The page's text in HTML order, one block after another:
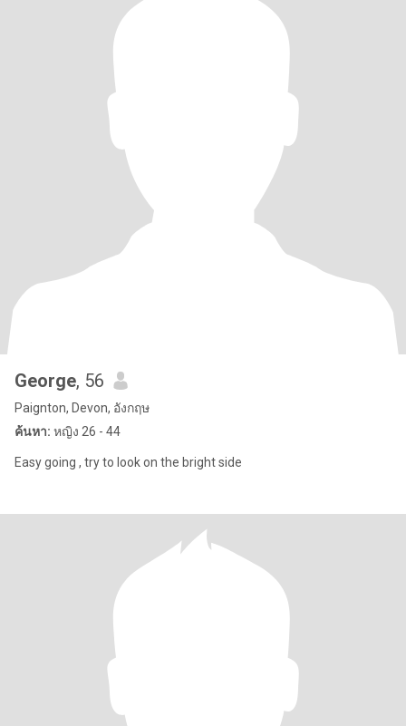
George, 56
Paignton, Devon, อังกฤษ
ค้นหา: หญิง 26 - 44
Easy going , try to look on the bright side